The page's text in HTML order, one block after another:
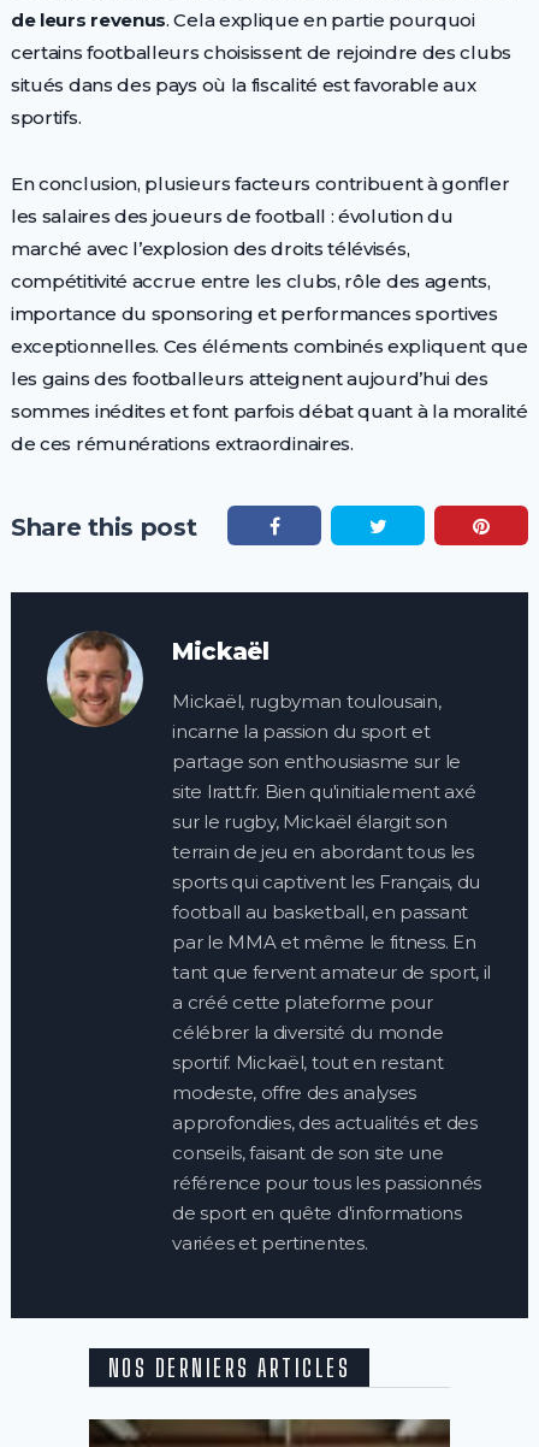
de leurs revenus. Cela explique en partie pourquoi
certains footballeurs choisissent de rejoindre des clubs
situés dans des pays où la fiscalité est favorable aux
sportifs.
En conclusion, plusieurs facteurs contribuent à gonfler
les salaires des joueurs de football : évolution du
marché avec l’explosion des droits télévisés,
compétitivité accrue entre les clubs, rôle des agents,
importance du sponsoring et performances sportives
exceptionnelles. Ces éléments combinés expliquent que
les gains des footballeurs atteignent aujourd’hui des
sommes inédites et font parfois débat quant à la moralité
de ces rémunérations extraordinaires.
Share this post
Mickaël
Mickaël, rugbyman toulousain,
incarne la passion du sport et
partage son enthousiasme sur le
site lratt.fr. Bien qu'initialement axé
sur le rugby, Mickaël élargit son
terrain de jeu en abordant tous les
sports qui captivent les Français, du
football au basketball, en passant
par le MMA et même le fitness. En
tant que fervent amateur de sport, il
a créé cette plateforme pour
célébrer la diversité du monde
sportif. Mickaël, tout en restant
modeste, offre des analyses
approfondies, des actualités et des
conseils, faisant de son site une
référence pour tous les passionnés
de sport en quête d'informations
variées et pertinentes.
NOS DERNIERS ARTICLES